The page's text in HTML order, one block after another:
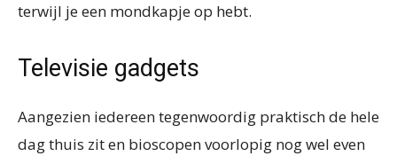
terwijl je een mondkapje op hebt.
Televisie gadgets
Aangezien iedereen tegenwoordig praktisch de hele
dag thuis zit en bioscopen voorlopig nog wel even